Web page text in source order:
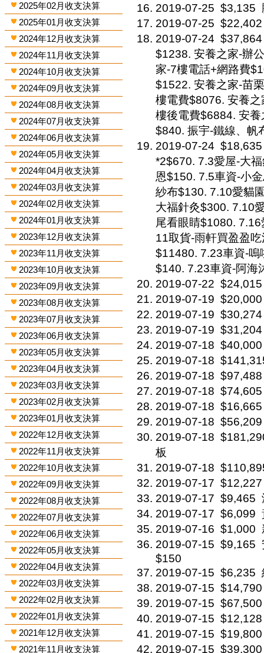
2025年02月收支決算
2025年01月收支決算
2024年12月收支決算
2024年11月收支決算
2024年10月收支決算
2024年09月收支決算
2024年08月收支決算
2024年07月收支決算
2024年06月收支決算
2024年05月收支決算
2024年04月收支決算
2024年03月收支決算
2024年02月收支決算
2024年01月收支決算
2023年12月收支決算
2023年11月收支決算
2023年10月收支決算
2023年09月收支決算
2023年08月收支決算
2023年07月收支決算
2023年06月收支決算
2023年05月收支決算
2023年04月收支決算
2023年03月收支決算
2023年02月收支決算
2023年01月收支決算
2022年12月收支決算
2022年11月收支決算
2022年10月收支決算
2022年09月收支決算
2022年08月收支決算
2022年07月收支決算
2022年06月收支決算
2022年05月收支決算
2022年04月收支決算
2022年03月收支決算
2022年02月收支決算
2022年01月收支決算
2021年12月收支決算
2021年11月收支決算
2019-07-25 $3,135
2019-07-25 $22,402
2019-07-24 $37,864
$1238. 安養之家-辦
家-7樓電話+網路費
$1522. 安養之家-苗
樓電費$8076. 安養
樓後電費$6884. 安
$840. 振宇-鐵線、帆
2019-07-24 $18,635
*2$670. 7.3愛屋-大
恩$150. 7.5車資-小
紗布$130. 7.10愛貓
大福針灸$300. 7.10
尾看眼睛$1080.
11取貨-雨軒買盈盈
$11480. 7.23車資-
$140. 7.23車資-阿海
2019-07-22 $24,015
2019-07-19 $20,000
2019-07-19 $30,274
2019-07-19 $31,204
2019-07-18 $40,000
2019-07-18
2019-07-18 $97,488
2019-07-18 $74,605
2019-07-18 $16,665
2019-07-18 $56,209
2019-07-18
板
2019-07-18
2019-07-17 $12,227
2019-07-17 $9,465
2019-07-17 $6,099
2019-07-16 $1,000
2019-07-15 $9,165
$150
2019-07-15 $6,235
2019-07-15 $14,790
2019-07-15 $67,500
2019-07-15 $12,128
2019-07-15 $19,800
2019-07-15 $39,300